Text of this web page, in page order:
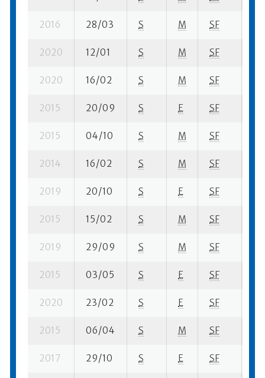
2016 28/03 S M SF
2020 12/01 S M SF
2020 16/02 S M SF
2015 20/09 S E SF
2015 04/10 S M SF
2014 16/02 S M SF
2019 20/10 S E SF
2015 15/02 S M SF
2019 29/09 S M SF
2015 03/05 S E SF
2020 23/02 S E SF
2015 06/04 S M SF
2017 29/10 S E SF